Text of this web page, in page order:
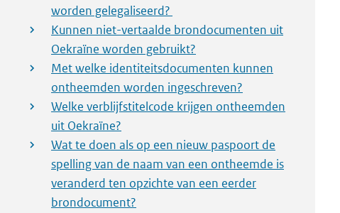
worden gelegaliseerd?
Kunnen niet-vertaalde brondocumenten uit
Oekraïne worden gebruikt?
Met welke identiteitsdocumenten kunnen
ontheemden worden ingeschreven?
Welke verblijfstitelcode krijgen ontheemden
uit Oekraïne?
Wat te doen als op een nieuw paspoort de
spelling van de naam van een ontheemde is
veranderd ten opzichte van een eerder
brondocument?